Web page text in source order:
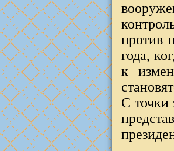
против
года,
к
С точки